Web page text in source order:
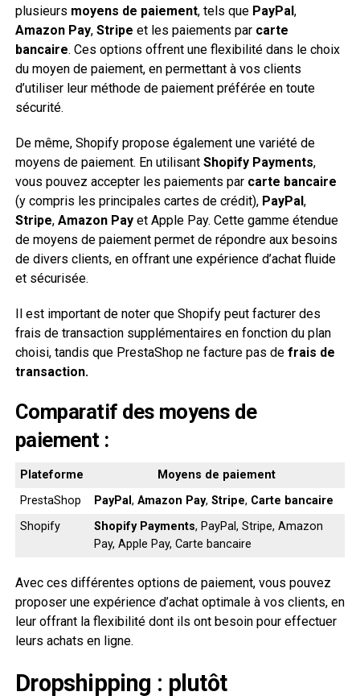
plusieurs moyens de paiement, tels que PayPal,
Amazon Pay, Stripe et les paiements par carte
bancaire. Ces options offrent une flexibilité dans le choix
du moyen de paiement, en permettant à vos clients
d’utiliser leur méthode de paiement préférée en toute
sécurité.
De même, Shopify propose également une variété de
moyens de paiement. En utilisant Shopify Payments,
vous pouvez accepter les paiements par carte bancaire
(y compris les principales cartes de crédit), PayPal,
Stripe, Amazon Payet Apple Pay. Cette gamme étendue
de moyens de paiement permet de répondre aux besoins
de divers clients, en offrant une expérience d’achat fluide
et sécurisée.
Il est important de noter que Shopify peut facturer des
frais de transaction supplémentaires en fonction du plan
choisi, tandis que PrestaShop ne facture pas de frais de
transaction.
Comparatif des moyens de
paiement :
Plateforme
Moyens de paiement
PrestaShop
PayPal , Amazon Pay, Stripe, Carte bancaire
Shopify
Shopify Payments, PayPal, Stripe, Amazon
Pay, Apple Pay, Carte bancaire
Avec ces différentes options de paiement, vous pouvez
proposer une expérience d’achat optimale à vos clients, en
leur offrant la flexibilité dont ils ont besoin pour effectuer
leurs achats en ligne.
Dropshipping : plutôt